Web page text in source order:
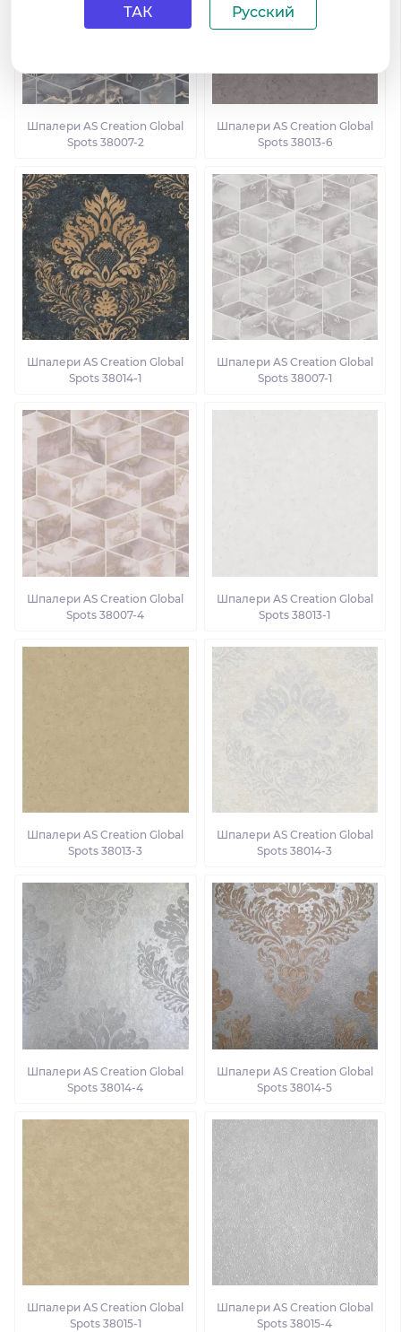
Шпалери AS Creation Global
Spots 38007-2
Шпалери AS Creation Global
Spots 38013-6
Шпалери AS Creation Global
Spots 38014-1
Шпалери AS Creation Global
Spots 38007-1
Шпалери AS Creation Global
Spots 38007-4
Шпалери AS Creation Global
Spots 38013-1
Шпалери AS Creation Global
Spots 38013-3
Шпалери AS Creation Global
Spots 38014-3
Шпалери AS Creation Global
Spots 38014-4
Шпалери AS Creation Global
Spots 38014-5
Шпалери AS Creation Global
Spots 38015-1
Шпалери AS Creation Global
Spots 38015-4
ТАК Русский